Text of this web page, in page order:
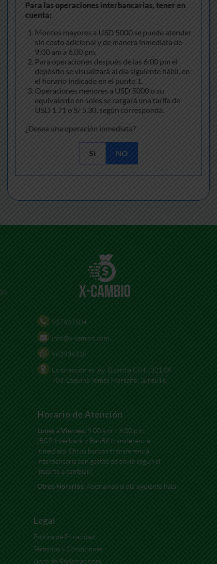
Para las operaciones interbancarias, tener en
cuenta:
Montos mayores a USD 5000 se puede atender
sin costo adicional y de manera inmediata de
9:00 am a 6.00 pm.
Para operaciones después de las 6:00 pm el
depósito se visualizará al día siguiente hábil, en
el horario indicado en el punto 1.
Operaciones menores a USD 5000 o su
equivalente en soles se cargará una tarifa de
USD 1.71 o S/ 5.30, según corresponda.
¿Desea una operación inmediata?
SI NO
937667504
info@x-cambio.com
963934318
La dirección es: Av. Guardia Civil 1321 Of
703, Esquina Tomás Marsano, Surquillo
Horario de Atención
Lunes a Viernes: 9:00 a.m – 6:00 p.m.
(BCP, Interbank y BanBif transferencia
inmediata. Otros bancos transferencia
interbancaria con gastos de envío según el
importe a cambiar.)
Otros Horarios: Abonamos el día siguiente hábil
Legal
Política de Privacidad
Términos y Condiciones
Libro de Reclamaciones